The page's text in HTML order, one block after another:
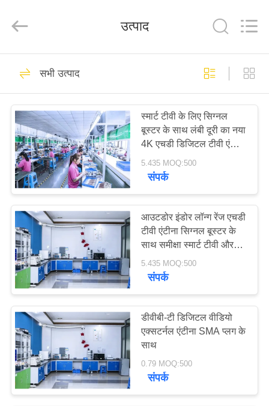
उत्पादों
हमारे
बारे
कारखाना
भ्रमण
गुणवत्ता
नियंत्रण
संपर्क
करें
समाचार
Reserved.
ओमनी वाईफाई एंटीना
जीएसएम ऐन्टेना
24
जीपीएस नेविगेशन एंटीना
50
उत्पाद
सभी उत्पाद
स्मार्ट टीवी के लिए सिग्नल
बूस्टर के साथ लंबी दूरी का नया
4K एचडी डिजिटल टीवी एंटीना
और इनडोर और आउटडोर
स्थानीय चैनलों के लिए सभी
5.435 MOQ:500
संपर्क
आउटडोर इंडोर लॉन्ग रेंज एचडी
टीवी एंटीना सिग्नल बूस्टर के
साथ समीक्षा स्मार्ट टीवी और
सभी टीवी के लिए डिजिटल
एचडी एंटीना
5.435 MOQ:500
संपर्क
डीवीबी-टी डिजिटल वीडियो
एक्सटर्नल एंटीना SMA प्लग के
साथ
0.79 MOQ:500
संपर्क